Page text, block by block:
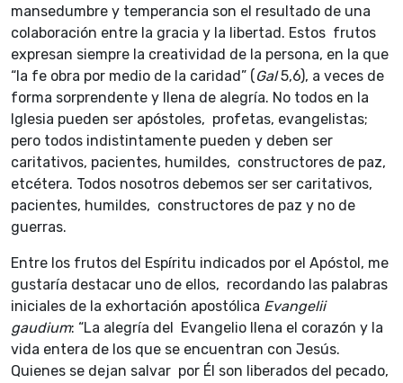
mansedumbre y temperancia son el resultado de una
colaboración entre la gracia y la libertad. Estos frutos
expresan siempre la creatividad de la persona, en la que
“la fe obra por medio de la caridad” ( Gal5,6), a veces de
forma sorprendente y llena de alegría. No todos en la
Iglesia pueden ser apóstoles, profetas, evangelistas;
pero todos indistintamente pueden y deben ser
caritativos, pacientes, humildes, constructores de paz,
etcétera. Todos nosotros debemos ser ser caritativos,
pacientes, humildes, constructores de paz y no de
guerras.
Entre los frutos del Espíritu indicados por el Apóstol, me
gustaría destacar uno de ellos, recordando las palabras
iniciales de la exhortación apostólica Evangelii
gaudium: “La alegría del Evangelio llena el corazón y la
vida entera de los que se encuentran con Jesús.
Quienes se dejan salvar por Él son liberados del pecado,